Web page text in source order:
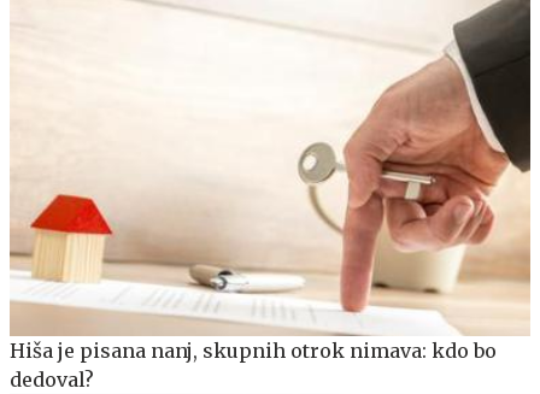
Hiša je pisana nanj, skupnih otrok nimava: kdo bo
dedoval?